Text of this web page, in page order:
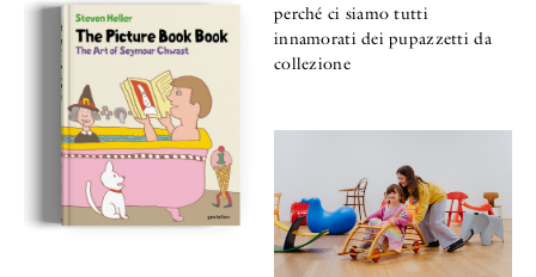
perché ci siamo tutti
innamorati dei pupazzetti da
collezione